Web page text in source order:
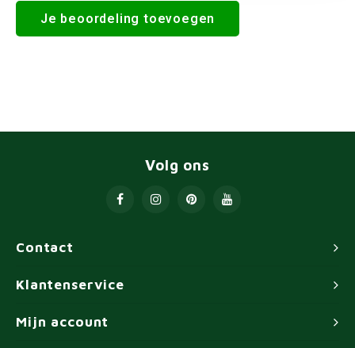
Je beoordeling toevoegen
Contact
Volg ons
Klantenservice
Mijn account